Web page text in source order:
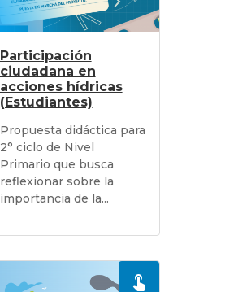
Participación
ciudadana en
acciones hídricas
(Estudiantes)
Propuesta didáctica para
2° ciclo de Nivel
Primario que busca
reflexionar sobre la
importancia de la...